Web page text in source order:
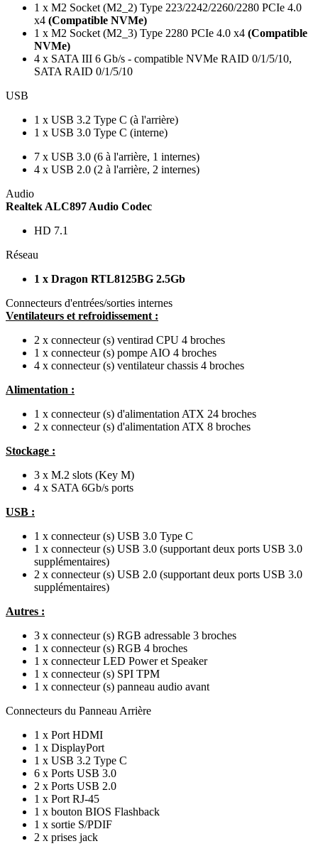
1 x M2 Socket (M2_2) Type 223/2242/2260/2280 PCIe 4.0
x4 (Compatible NVMe)
1 x M2 Socket (M2_3) Type 2280 PCIe 4.0 x4 (Compatible
NVMe)
4 x SATA III 6 Gb/s - compatible NVMe RAID 0/1/5/10,
SATA RAID 0/1/5/10
USB
1 x USB 3.2 Type C (à l'arrière)
1 x USB 3.0 Type C (interne)
7 x USB 3.0 (6 à l'arrière, 1 internes)
4 x USB 2.0 (2 à l'arrière, 2 internes)
Audio
Realtek ALC897 Audio Codec
HD 7.1
Réseau
1 x Dragon RTL8125BG 2.5Gb
Connecteurs d'entrées/sorties internes
Ventilateurs et refroidissement :
2 x connecteur (s) ventirad CPU 4 broches
1 x connecteur (s) pompe AIO 4 broches
4 x connecteur (s) ventilateur chassis 4 broches
Alimentation :
1 x connecteur (s) d'alimentation ATX 24 broches
2 x connecteur (s) d'alimentation ATX 8 broches
Stockage :
3 x M.2 slots (Key M)
4 x SATA 6Gb/s ports
USB :
1 x connecteur (s) USB 3.0 Type C
1 x connecteur (s) USB 3.0 (supportant deux ports USB 3.0
supplémentaires)
2 x connecteur (s) USB 2.0 (supportant deux ports USB 3.0
supplémentaires)
Autres :
3 x connecteur (s) RGB adressable 3 broches
1 x connecteur (s) RGB 4 broches
1 x connecteur LED Power et Speaker
1 x connecteur (s) SPI TPM
1 x connecteur (s) panneau audio avant
Connecteurs du Panneau Arrière
1 x Port HDMI
1 x DisplayPort
1 x USB 3.2 Type C
6 x Ports USB 3.0
2 x Ports USB 2.0
1 x Port RJ-45
1 x bouton BIOS Flashback
1 x sortie S/PDIF
2 x prises jack